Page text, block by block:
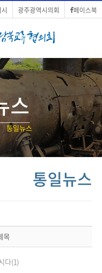
페이스북
광주광역시의회
스
/통일뉴스
통일뉴스
목
다(1)